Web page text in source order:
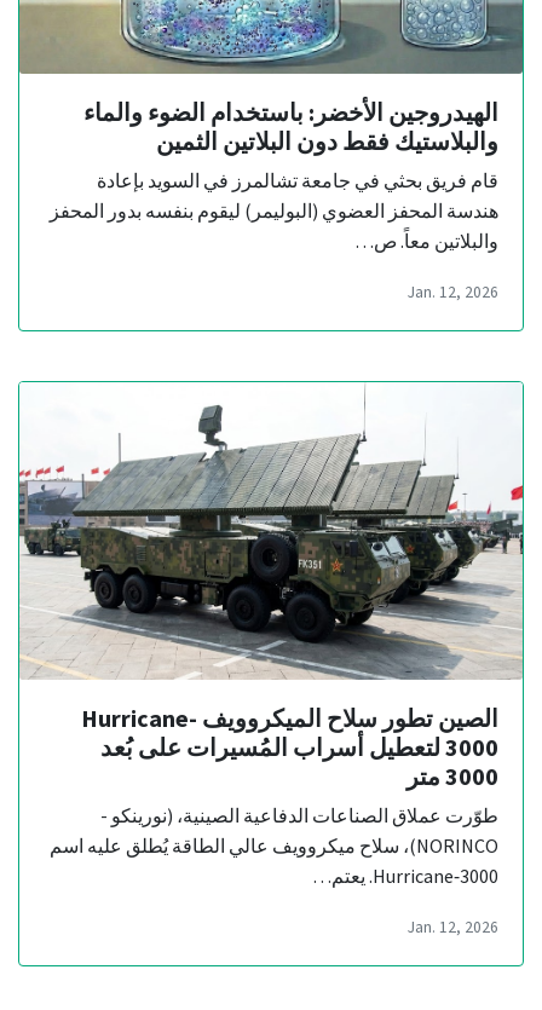
الهيدروجين الأخضر: باستخدام الضوء والماء
والبلاستيك فقط دون البلاتين الثمين
قام فريق بحثي في جامعة تشالمرز في السويد بإعادة
هندسة المحفز العضوي (البوليمر) ليقوم بنفسه بدور المحفز
والبلاتين معاً. ص…
Jan. 12, 2026
الصين تطور سلاح الميكروويف Hurricane-
3000 لتعطيل أسراب المُسيرات على بُعد
3000 متر
طوّرت عملاق الصناعات الدفاعية الصينية، (نورينكو -
NORINCO)، سلاح ميكروويف عالي الطاقة يُطلق عليه اسم
Hurricane‑3000. يعتم…
Jan. 12, 2026